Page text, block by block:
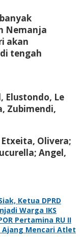
Nemanja
akan
tengah
Elustondo, Le
Zubimendi,
Olivera;
Angel,
Ketua DPRD
Warga IKS
Pertamina RU II
Ajang Mencari Atlet